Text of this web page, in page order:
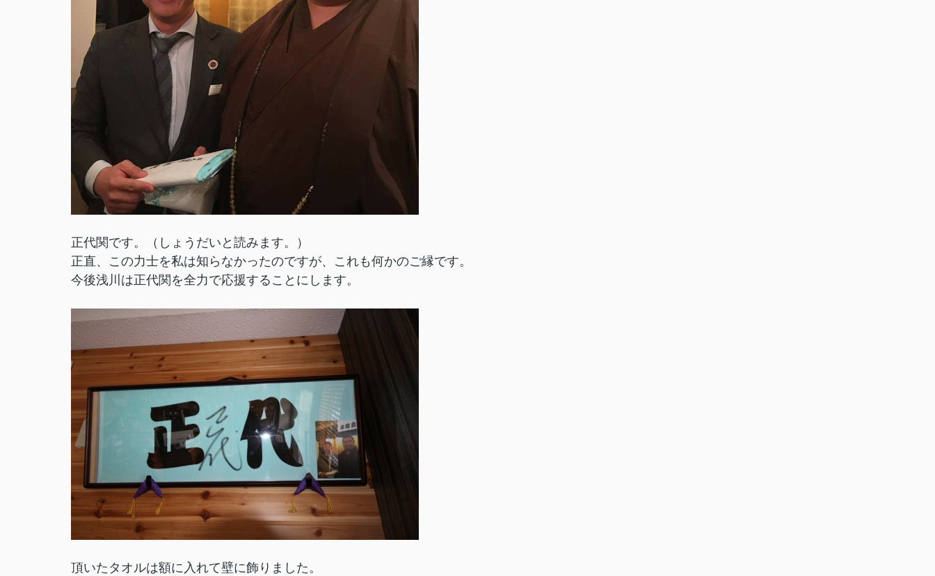
正代関です。（しょうだいと読みます。）
正直、この力士を私は知らなかったのですが、これも何かのご縁です。
今後浅川は正代関を全力で応援することにします。
頂いたタオルは額に入れて壁に飾りました。